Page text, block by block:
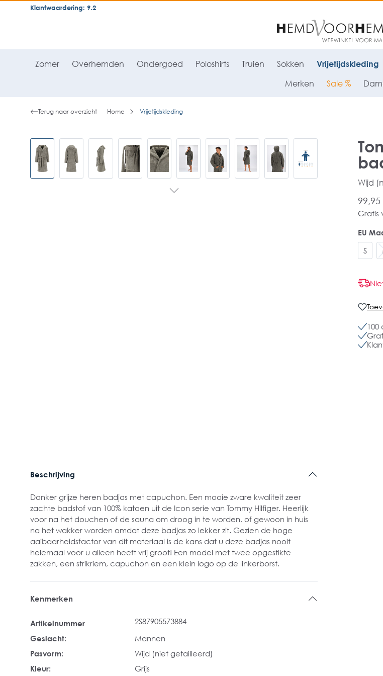
general.skipToNavigation
Klantwaardering: 9.2
Zomer Overhemden Ondergoed Poloshirts Truien Sokken Vrijetijdskleding
Merken Sale %
Terug naar overzicht Home Vrijetijdskleding
Wijd
99,95
Gratis
EU
S
Beschrijving
Donker grijze heren badjas met capuchon. Een mooie zware kwaliteit zeer
zachte badstof van 100% katoen uit de Icon serie van Tommy Hilfiger. Heerlijk
voor na het douchen of de sauna om droog in te worden, of gewoon in huis
na het wakker worden omdat deze badjas zo lekker zit. Gezien de hoge
aaibaarheidsfactor van dit materiaal is de kans dat u deze badjas nooit
helemaal voor u alleen heeft vrij groot! Een model met twee opgestikte
zakken, een strikriem, capuchon en een klein logo op de linkerborst.
Kenmerken
Artikelnummer
2S87905573884
Geslacht:
Mannen
Pasvorm:
Wijd (niet getailleerd)
Kleur:
Grijs